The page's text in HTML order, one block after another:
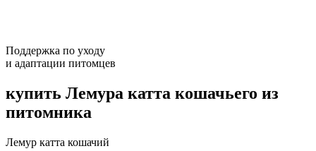
Поддержка по уходу
и адаптации питомцев
купить Лемура катта кошачьего из
питомника
Лемур катта кошачий